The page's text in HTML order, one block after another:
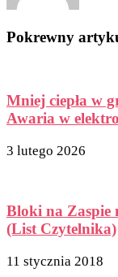
Pokrewny
Mniej ciepła w
Awaria w
3 lutego 2026
Bloki na Zaspie
(List Czytelnika)
11 stycznia 2018